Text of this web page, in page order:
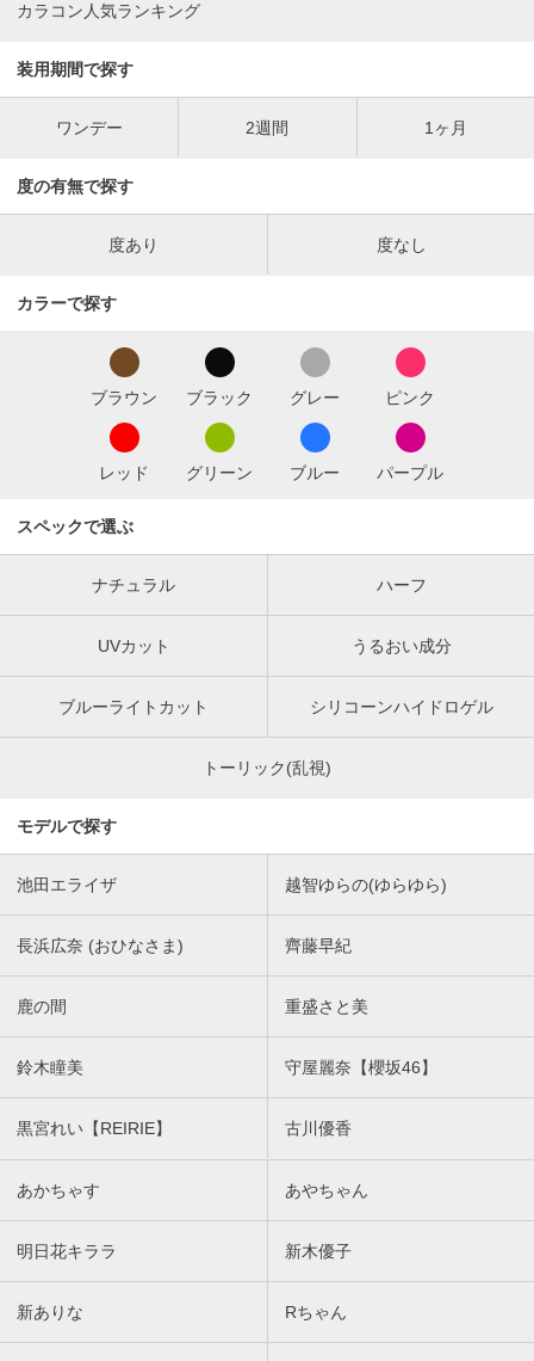
カラコン人気ランキング
装用期間で探す
ワンデー 2週間 1ヶ月
度の有無で探す
度あり 度なし
カラーで探す
ブラウン ブラック グレー ピンク
レッド グリーン ブルー パープル
スペックで選ぶ
ナチュラル ハーフ
UVカット うるおい成分
ブルーライトカット シリコーンハイドロゲル
トーリック(乱視)
モデルで探す
池田エライザ 越智ゆらの(ゆらゆら)
長浜広奈 (おひなさま) 齊藤早紀
鹿の間 重盛さと美
鈴木瞳美 守屋麗奈【櫻坂46】
黒宮れい【REIRIE】 古川優香
あかちゃす あやちゃん
明日花キララ 新木優子
新ありな Rちゃん